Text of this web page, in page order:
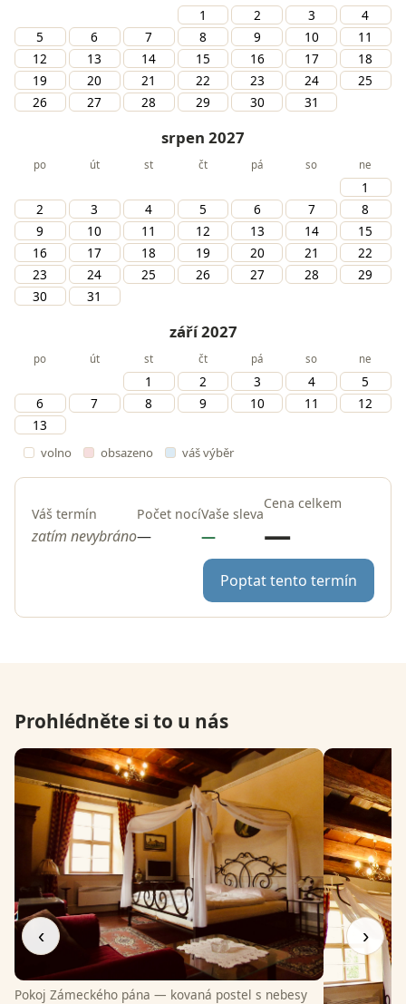
1 2 3
4
5
6 7 8 9 10
11
12
13 14 15 16 17
18
19
20 21 22 23 24
25
26
27 28 29 30 31
srpen 2027
po út st čt pá so ne
1
2
3 4 5 6 7
8
9
10 11 12 13 14
15
16
17 18 19 20 21
22
23
24 25 26 27 28
29
30
31
září 2027
po út st čt pá so ne
1 2 3 4
5
6
7 8 9 10 11
12
13
volno obsazeno váš výběr
Váš termín
zatím nevybráno
Počet nocí
—
Vaše sleva
—
Cena celkem
—
Poptat tento termín
Prohlédněte si to u nás
‹
Pokoj Zámeckého pána — kovaná postel s nebesy
›